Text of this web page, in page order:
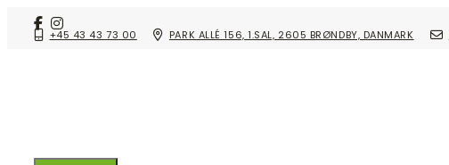
+45 43 43 73 00 PARK ALLÉ 156, 1.SAL, 2605 BRØNDBY, DANMARK